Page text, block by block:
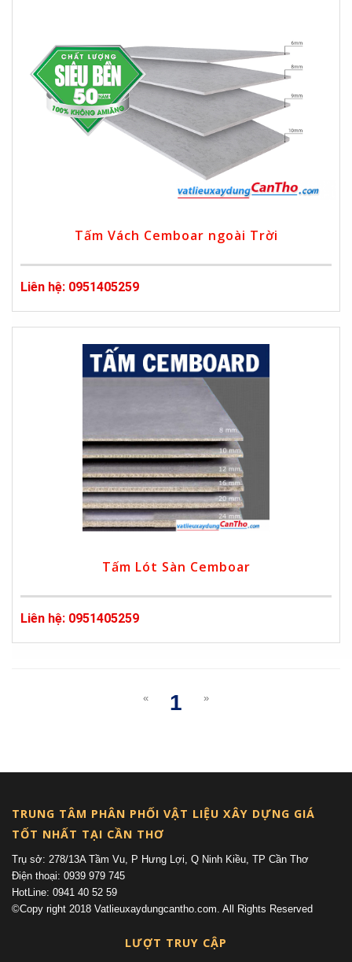
Tấm Vách Cemboar ngoài Trời
Liên hệ: 0951405259
Tấm Lót Sàn Cemboar
Liên hệ: 0951405259
«
1
»
TRUNG TÂM PHÂN PHỐI VẬT LIỆU XÂY DỰNG GIÁ
TỐT NHẤT TẠI CẦN THƠ
Trụ sở: 278/13A Tầm Vu, P Hưng Lợi, Q Ninh Kiều, TP Cần Thơ
Điện thoại: 0939 979 745
HotLine: 0941 40 52 59
©Copy right 2018 Vatlieuxaydungcantho.com. All Rights Reserved
LƯỢT TRUY CẬP